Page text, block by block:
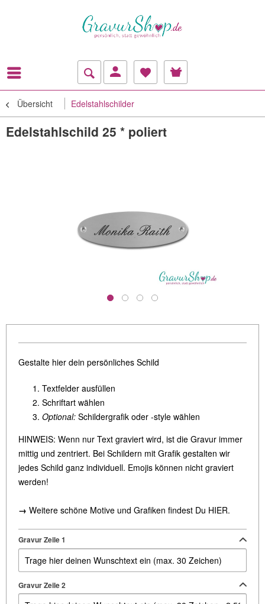
Übersicht Edelstahlschilder
Edelstahlschild 25 * poliert
Gestalte hier dein persönliches Schild
Textfelder ausfüllen
Schriftart wählen
Optional: Schildergrafik oder -style wählen
HINWEIS: Wenn nur Text graviert wird, ist die Gravur immer
mittig und zentriert. Bei Schildern mit Grafik gestalten wir
jedes Schild ganz individuell. Emojis können nicht graviert
werden!
→ Weitere schöne Motive und Grafiken findest Du HIER.
Gravur Zeile 1
Gravur Zeile 2